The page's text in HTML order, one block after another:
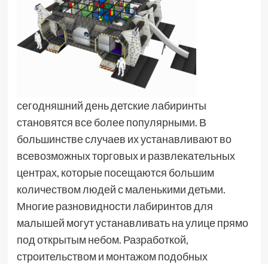
сегодняшний день детские лабиринты
становятся все более популярными. В
большинстве случаев их устанавливают во
всевозможных торговых и развлекательных
центрах, которые посещаются большим
количеством людей с маленькими детьми.
Многие разновидности лабиринтов для
малышей могут устанавливать на улице прямо
под открытым небом. Разработкой,
строительством и монтажом подобных